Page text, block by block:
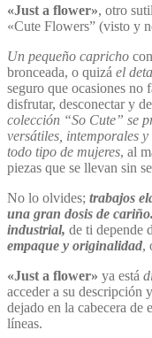
«Just a flower», otro
«Cute Flowers” (visto y
Un pequeño capricho
bronceada, o quizá el
seguro que ocasiones no
disfrutar, desconectar y
colección “So Cute” se
versátiles, intemporales
todo tipo de mujeres, al
piezas que se llevan sin
No lo olvides; trabajos
una gran dosis de
industrial, de ti depende
empaque y originalidad,
«Just a flower» ya está
acceder a su descripción
dejado en la cabecera de
líneas.